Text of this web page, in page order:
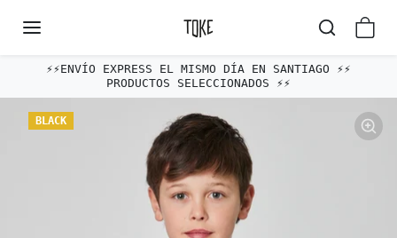
⚡️⚡️ENVÍO EXPRESS EL MISMO DÍA EN SANTIAGO ⚡️⚡️
PRODUCTOS SELECCIONADOS ⚡️⚡️
BLACK